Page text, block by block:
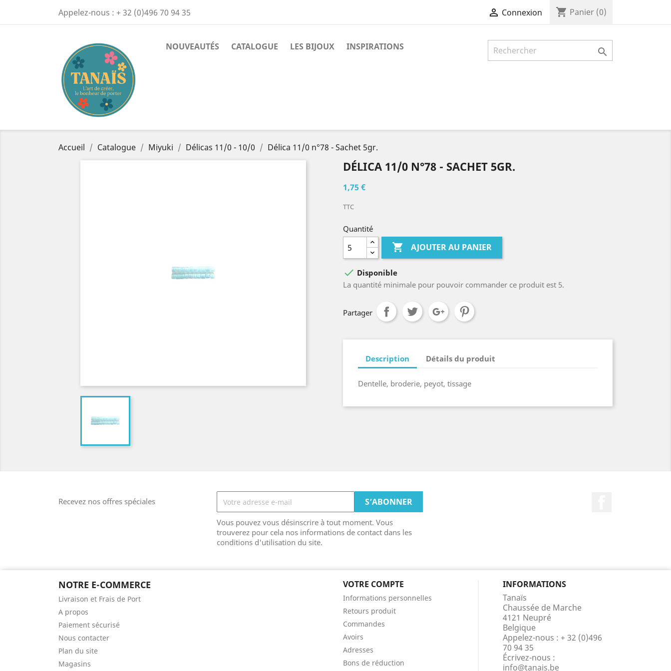
Appelez-nous : + 32 (0)496 70 94 35  Connexion shopping_cart Panier (0)
NOUVEAUTÉS CATALOGUE LES BIJOUX INSPIRATIONS 
Accueil Catalogue Miyuki Délicas 11/0 - 10/0 Délica 11/0 n°78 - Sachet 5gr.
DÉLICA 11/0 N°78 - SACHET 5GR.
1,75 €
TTC
Quantité
 AJOUTER AU PANIER
 Disponible
La quantité minimale pour pouvoir commander ce produit est 5.
Partager
Description Détails du produit
Dentelle, broderie, peyot, tissage
Recevez nos offres spéciales
Vous pouvez vous désinscrire à tout moment. Vous
trouverez pour cela nos informations de contact dans les
conditions d'utilisation du site.
NOTRE E-COMMERCE
Livraison et Frais de Port
A propos
Paiement sécurisé
Nous contacter
Plan du site
Magasins
VOTRE COMPTE
Informations personnelles
Retours produit
Commandes
Avoirs
Adresses
Bons de réduction
INFORMATIONS
Tanaïs
Chaussée de Marche
4121 Neupré
Belgique
Appelez-nous : + 32 (0)496
70 94 35
Écrivez-nous :
info@tanais.be